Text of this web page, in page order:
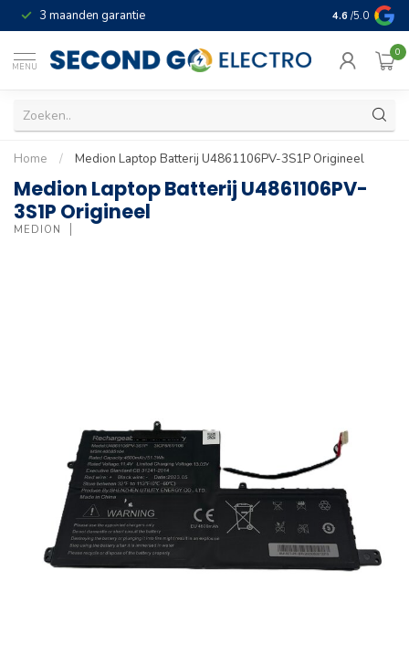
3 maanden garantie Geld terug
4.6 /5.0
MENU
0
Home / Medion Laptop Batterij U4861106PV-3S1P Origineel
Medion Laptop Batterij U4861106PV-
3S1P Origineel
MEDION